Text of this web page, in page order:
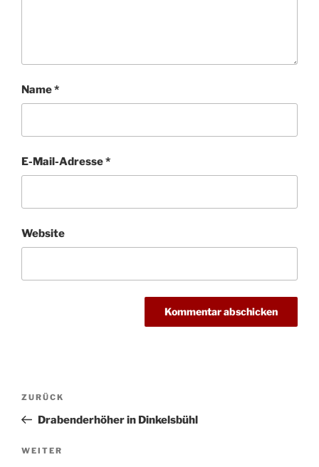
Name*
E-Mail-Adresse*
Website
Beitragsnavigation
Vorheriger
Beitrag
ZURÜCK
Drabenderhöher in Dinkelsbühl
Nächster
WEITER